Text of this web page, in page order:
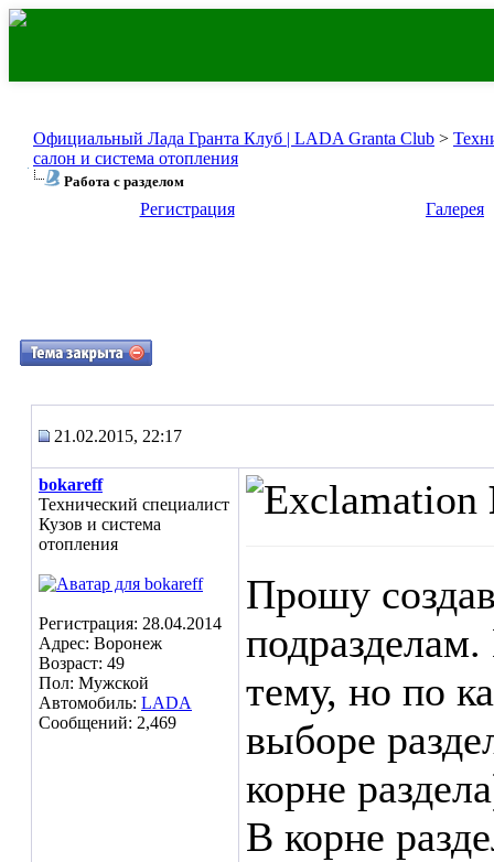
Официальный Лада Гранта Клуб | LADA Granta Club >
салон и система отопления
Работа с разделом
Регистрация Галерея
21.02.2015, 22:17
bokareff
Технический специалист
Кузов и система
отопления
Регистрация: 28.04.2014
Адрес: Воронеж
Возраст: 49
Пол: Мужской
Автомобиль: LADA
Сообщений: 2,469
Прошу
тему, но по
выборе
корне
В корне